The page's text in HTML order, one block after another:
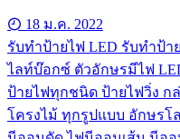
18 ม.ค. 2022
รับทําป้ายไฟ LED รับทำป้า
ไลท์บ๊อกซ์ ตัวอักษรมีไฟ
ป้ายไฟทุกชนิด ป้ายไฟวิ่ง ก
โครงไม้ ทุกรูปแบบ อักษรโ